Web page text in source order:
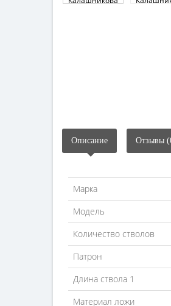
Описание Отзывы
Марка
Модель
Количество стволов
Патрон
Длина ствола 1
Материал ложи